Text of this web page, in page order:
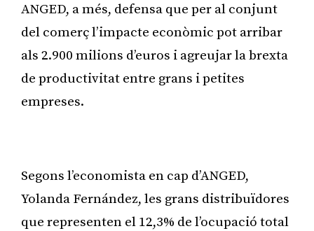
ANGED, a més, defensa que per al conjunt
del comerç l’impacte econòmic pot arribar
als 2.900 milions d’euros i agreujar la brexta
de productivitat entre grans i petites
empreses.
Segons l’economista en cap d’ANGED,
Yolanda Fernández, les grans distribuïdores
que representen el 12,3% de l’ocupació total